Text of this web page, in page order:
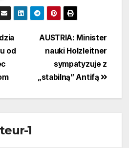
AUSTRIA: Minister
nauki Holzleitner
sympatyzuje z
„stabilną” Antifą
od
1